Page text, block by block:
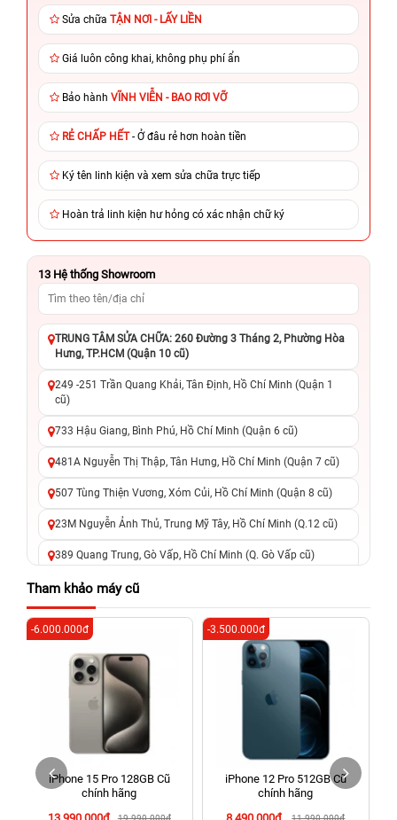
Sửa chữa TẬN NƠI - LẤY LIỀN
Giá luôn công khai, không phụ phí ẩn
Bảo hành VĨNH VIỄN - BAO RƠI VỠ
RẺ CHẤP HẾT- Ở đâu rẻ hơn hoàn tiền
Ký tên linh kiện và xem sửa chữa trực tiếp
Hoàn trả linh kiện hư hỏng có xác nhận chữ ký
13 Hệ thống Showroom
TRUNG TÂM SỬA CHỮA: 260 Đường 3 Tháng 2, Phường Hòa
Hưng, TP.HCM (Quận 10 cũ)
249 -251 Trần Quang Khải, Tân Định, Hồ Chí Minh (Quận 1
cũ)
733 Hậu Giang, Bình Phú, Hồ Chí Minh (Quận 6 cũ)
481A Nguyễn Thị Thập, Tân Hưng, Hồ Chí Minh (Quận 7 cũ)
507 Tùng Thiện Vương, Xóm Củi, Hồ Chí Minh (Quận 8 cũ)
23M Nguyễn Ảnh Thủ, Trung Mỹ Tây, Hồ Chí Minh (Q.12 cũ)
389 Quang Trung, Gò Vấp, Hồ Chí Minh (Q. Gò Vấp cũ)
625 - 625A Âu Cơ, Tân Phú, Hồ Chí Minh (Quận Tân Phú cũ)
326 Lê Văn Việt, Tăng Nhơn Phú, Hồ Chí Minh (Q.9 TP. Thủ
Đức cũ)
256 Võ Văn Ngân, Thủ Đức, Hồ Chí Minh (Bình Thọ, TP. Thủ
Đức Cũ)
70 Nguyễn An Ninh, Dĩ An, Hồ Chí Minh (Bình Dương Cũ)
24h Vũng Tàu: 162A Ba Cu, Vũng Tàu, Hồ Chí Minh (TP. Vũng
Tàu cũ)
198 Hoàng Văn Thụ, Tân Sơn Nhất, Hồ Chí Minh (Tân Bình
Tham khảo máy cũ
iPhone 15 Pro 128GB Cũ
chính hãng
19.990.000đ
-6.000.000đ
iPhone 12 Pro 512GB Cũ
chính hãng
11.990.000đ
-3.500.000đ